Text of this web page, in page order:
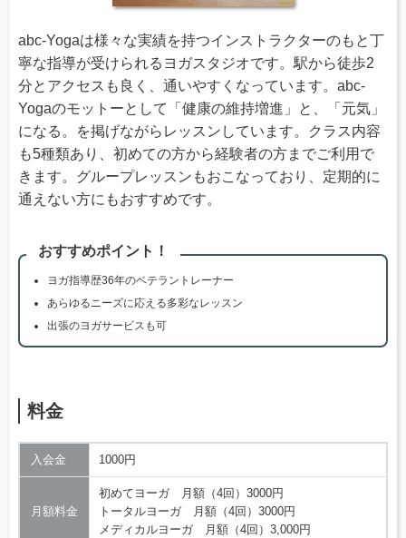
abc-Yogaは様々な実績を持つインストラクターのもと丁
寧な指導が受けられるヨガスタジオです。駅から徒歩2
分とアクセスも良く、通いやすくなっています。abc-
Yogaのモットーとして「健康の維持増進」と、「元気」
になる。を掲げながらレッスンしています。クラス内容
も5種類あり、初めての方から経験者の方までご利用で
きます。グループレッスンもおこなっており、定期的に
通えない方にもおすすめです。
おすすめポイント！
ヨガ指導歴36年のベテラントレーナー
あらゆるニーズに応える多彩なレッスン
出張のヨガサービスも可
料金
入会金 1000円
月額料金
初めてヨーガ 月額（4回）3000円
トータルヨーガ 月額（4回）3000円
メディカルヨーガ 月額（4回）3,000円